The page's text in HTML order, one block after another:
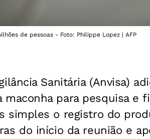
de pessoas - Foto: Philippe Lopez | AFP
Sanitária (Anvisa)
para pesquisa e
simples o registro do
do início da reunião e